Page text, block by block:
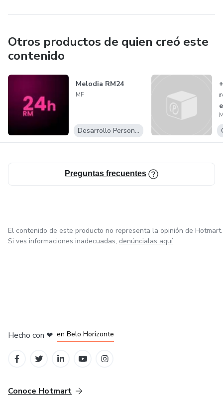
Otros productos de quien creó este
contenido
Melodia RM24
MF
Desarrollo Personal
Preguntas frecuentes
El contenido de este producto no representa la opinión de Hotmart.
Si ves informaciones inadecuadas, denúncialas aquí
Hecho con ❤ en Belo Horizonte
Conoce Hotmart